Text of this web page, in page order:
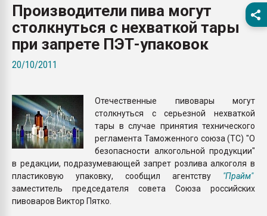
вакуумного
Продам отходы
поликарбоната и АБС-
Armaloy PC/ABS-1IM
Производители пива могут
столкнуться с нехваткой тары
при запрете ПЭТ-упаковок
20/10/2011
Отечественные пивовары могут
столкнуться с серьезной нехваткой
тары в случае принятия технического
регламента Таможенного союза (ТС) "О
безопасности алкогольной продукции"
в редакции, подразумевающей запрет розлива алкоголя в
пластиковую упаковку, сообщил агентству "Прайм"
заместитель председателя совета Союза российских
пивоваров Виктор Пятко.